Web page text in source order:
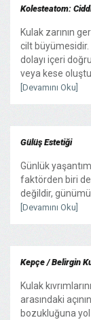
Kolesteatom:
Kulak zarının
cilt büyümesidir.
dolayı içeri
veya kese oluştu
[Devamını Oku]
Gülüş Estetiği
Günlük
faktörden biri
değildir,
[Devamını Oku]
Kepçe / Belirgin
Kulak
arasındaki
bozukluğuna